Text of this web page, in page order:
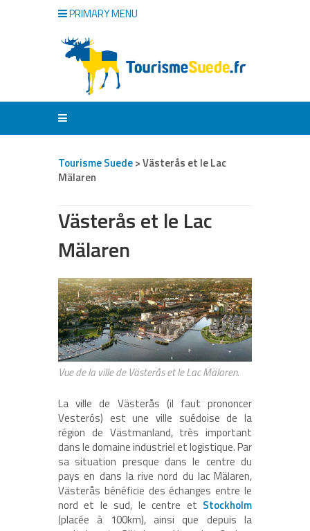
PRIMARY MENU
Tourisme Suede>Västerås et le Lac
Mälaren
Västerås et le Lac
Mälaren
Vue de la ville de Västerås et le Lac Mälaren.
La ville de Västerås (il faut prononcer
Vesterós) est une ville suédoise de la
région de Västmanland, très important
dans le domaine industriel et logistique. Par
sa situation presque dans le centre du
pays en dans la rive nord du lac Mälaren,
Västerås bénéficie des échanges entre le
nord et le sud, le centre et Stockholm
(placée à 100km), ainsi que depuis la